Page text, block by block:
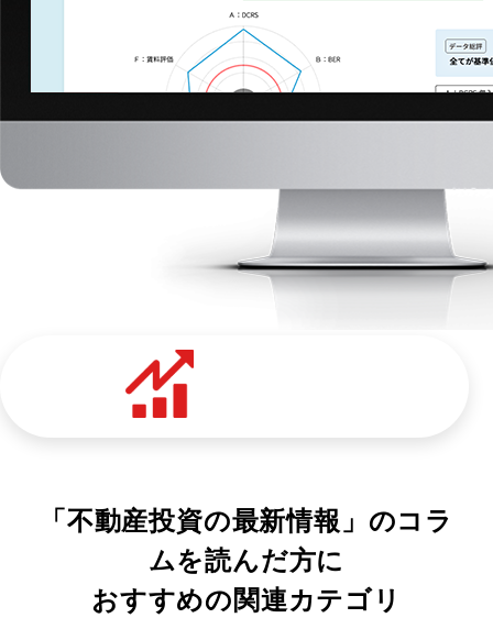
「不動産投資の最新情報」のコラ
ムを読んだ方に
おすすめの関連カテゴリ